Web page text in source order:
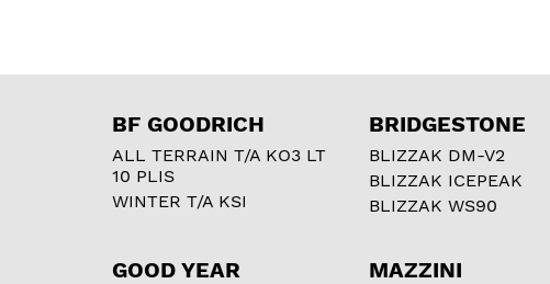
BF GOODRICH
ALL TERRAIN T/A KO3 LT
10 PLIS
WINTER T/A KSI
BRIDGESTONE
BLIZZAK DM-V2
BLIZZAK ICEPEAK
BLIZZAK WS90
GOOD YEAR MAZZINI